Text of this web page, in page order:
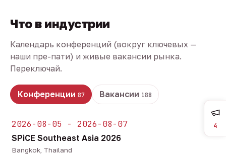
Что в индустрии
Календарь конференций (вокруг ключевых —
наши пре-пати) и живые вакансии рынка.
Переключай.
Конференции 87 Вакансии 188
2026-08-05 - 2026-08-07
SPiCE Southeast Asia 2026
Bangkok, Thailand
4